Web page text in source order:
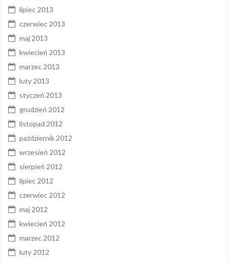
lipiec 2013
czerwiec 2013
maj 2013
kwiecień 2013
marzec 2013
luty 2013
styczeń 2013
grudzień 2012
listopad 2012
październik 2012
wrzesień 2012
sierpień 2012
lipiec 2012
czerwiec 2012
maj 2012
kwiecień 2012
marzec 2012
luty 2012